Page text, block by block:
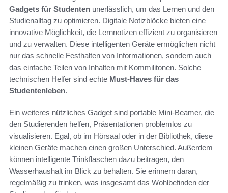
Gadgets für Studenten unerlässlich, um das Lernen und den
Studienalltag zu optimieren. Digitale Notizblöcke bieten eine
innovative Möglichkeit, die Lernnotizen effizient zu organisieren
und zu verwalten. Diese intelligenten Geräte ermöglichen nicht
nur das schnelle Festhalten von Informationen, sondern auch
das einfache Teilen von Inhalten mit Kommilitonen. Solche
technischen Helfer sind echte Must-Haves für das
Studentenleben.
Ein weiteres nützliches Gadget sind portable Mini-Beamer, die
den Studierenden helfen, Präsentationen problemlos zu
visualisieren. Egal, ob im Hörsaal oder in der Bibliothek, diese
kleinen Geräte machen einen großen Unterschied. Außerdem
können intelligente Trinkflaschen dazu beitragen, den
Wasserhaushalt im Blick zu behalten. Sie erinnern daran,
regelmäßig zu trinken, was insgesamt das Wohlbefinden der